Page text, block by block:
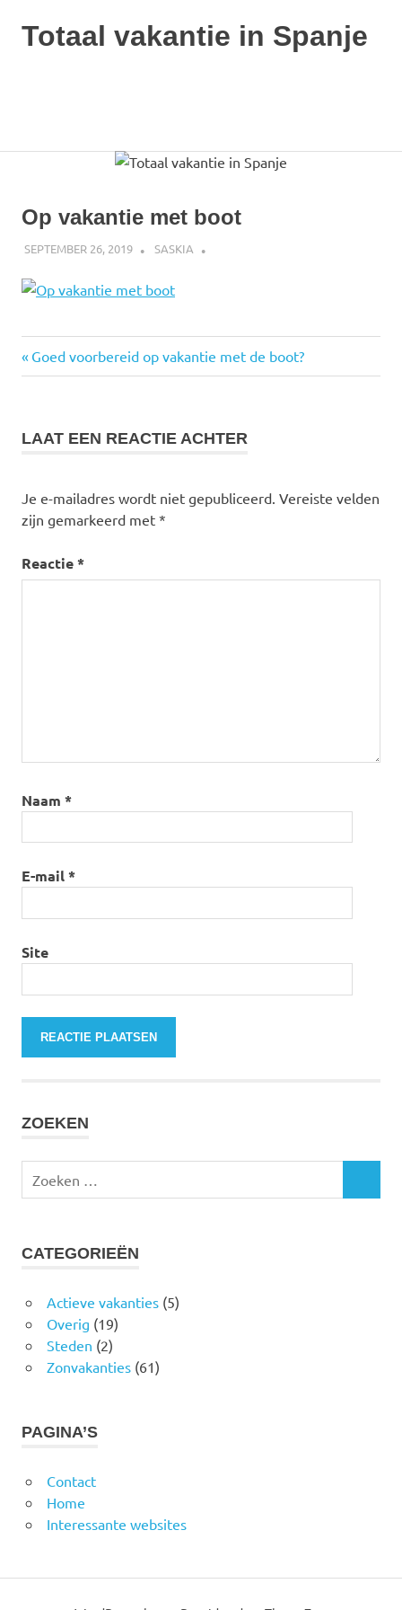
naarTotaal vakantie in Spanje
Op vakantie met boot
SEPTEMBER 26, 2019 SASKIA
Bericht
Vorige
bericht:
Goed voorbereid op vakantie met de boot?
LAAT EEN REACTIE ACHTER
Je e-mailadres wordt niet gepubliceerd. Vereiste velden
zijn gemarkeerd met *
Reactie*
Naam *
E-mail*
Site
ZOEKEN
naar:
CATEGORIEËN
Actieve vakanties(5)
Overig (19)
Steden (2)
Zonvakanties(61)
PAGINA’S
Contact
Home
Interessante websites